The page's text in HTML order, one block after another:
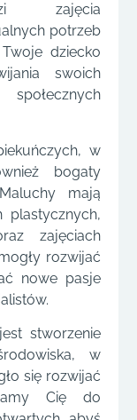
zajęcia
potrzeb
dziecko
swoich
w
bogaty
mają
plastycznych,
zajęciach
rozwijać
nowe pasje
stworzenie
w
się rozwijać
Cię do